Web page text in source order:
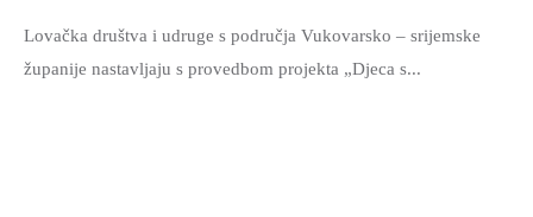
Lovačka društva i udruge s područja Vukovarsko – srijemske
županije nastavljaju s provedbom projekta „Djeca s...